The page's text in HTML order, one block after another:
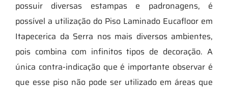
possuir diversas estampas e padronagens, é
possível a utilização do Piso Laminado Eucafloor em
Itapecerica da Serra nos mais diversos ambientes,
pois combina com infinitos tipos de decoração. A
única contra-indicação que é importante observar é
que esse piso não pode ser utilizado em áreas que